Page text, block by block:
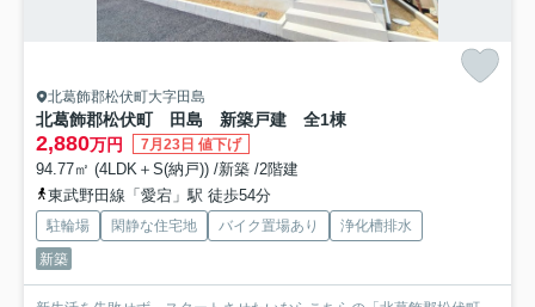
北葛飾郡松伏町大字田島
北葛飾郡松伏町 田島 新築戸建 全1棟
2,880万円 7月23日 値下げ
94.77㎡ (4LDK＋S(納戸)) /新築 /2階建
東武野田線「愛宕」駅 徒歩54分
駐輪場 閑静な住宅地 バイク置場あり
浄化槽排水
新築